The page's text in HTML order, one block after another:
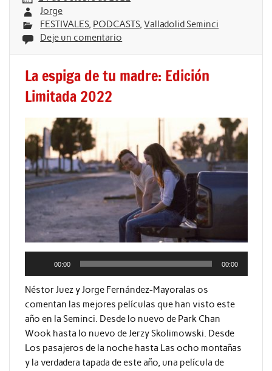
Jorge
FESTIVALES, PODCASTS,Valladolid Seminci
Deje un comentario
La espiga de tu madre: Edición
Limitada 2022
audio
00:00 00:00
Néstor Juez y Jorge Fernández-Mayoralas os
comentan las mejores películas que han visto este
año en la Seminci. Desde lo nuevo de Park Chan
Wook hasta lo nuevo de Jerzy Skolimowski. Desde
Los pasajeros de la noche hasta Las ocho montañas
y la verdadera tapada de este año, una película de